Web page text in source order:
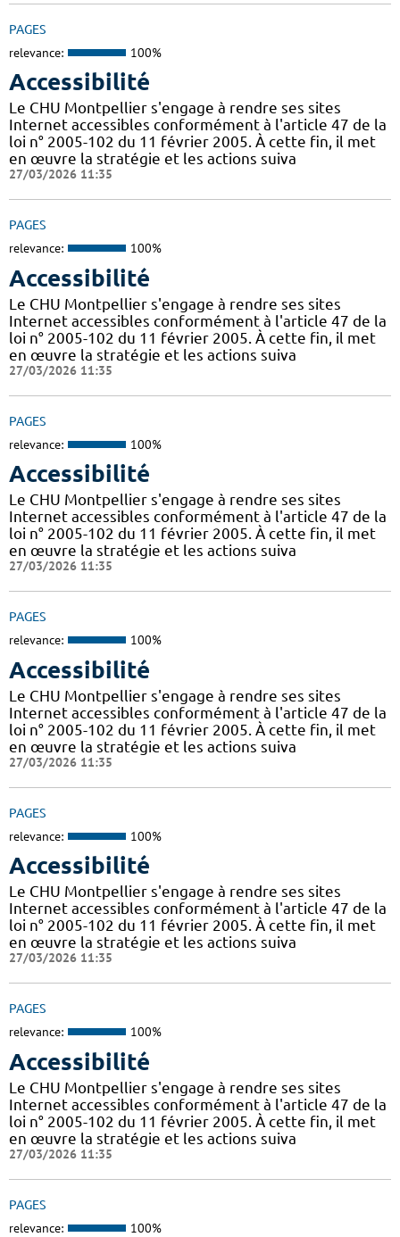
PAGES
relevance: 100%
Accessibilité
Le CHU Montpellier s'engage à rendre ses sites
Internet accessibles conformément à l'article 47 de la
loi n° 2005-102 du 11 février 2005. À cette fin, il met
en œuvre la stratégie et les actions suiva
27/03/2026 11:35
PAGES
relevance: 100%
Accessibilité
Le CHU Montpellier s'engage à rendre ses sites
Internet accessibles conformément à l'article 47 de la
loi n° 2005-102 du 11 février 2005. À cette fin, il met
en œuvre la stratégie et les actions suiva
27/03/2026 11:35
PAGES
relevance: 100%
Accessibilité
Le CHU Montpellier s'engage à rendre ses sites
Internet accessibles conformément à l'article 47 de la
loi n° 2005-102 du 11 février 2005. À cette fin, il met
en œuvre la stratégie et les actions suiva
27/03/2026 11:35
PAGES
relevance: 100%
Accessibilité
Le CHU Montpellier s'engage à rendre ses sites
Internet accessibles conformément à l'article 47 de la
loi n° 2005-102 du 11 février 2005. À cette fin, il met
en œuvre la stratégie et les actions suiva
27/03/2026 11:35
PAGES
relevance: 100%
Accessibilité
Le CHU Montpellier s'engage à rendre ses sites
Internet accessibles conformément à l'article 47 de la
loi n° 2005-102 du 11 février 2005. À cette fin, il met
en œuvre la stratégie et les actions suiva
27/03/2026 11:35
PAGES
relevance: 100%
Accessibilité
Le CHU Montpellier s'engage à rendre ses sites
Internet accessibles conformément à l'article 47 de la
loi n° 2005-102 du 11 février 2005. À cette fin, il met
en œuvre la stratégie et les actions suiva
27/03/2026 11:35
PAGES
relevance: 100%